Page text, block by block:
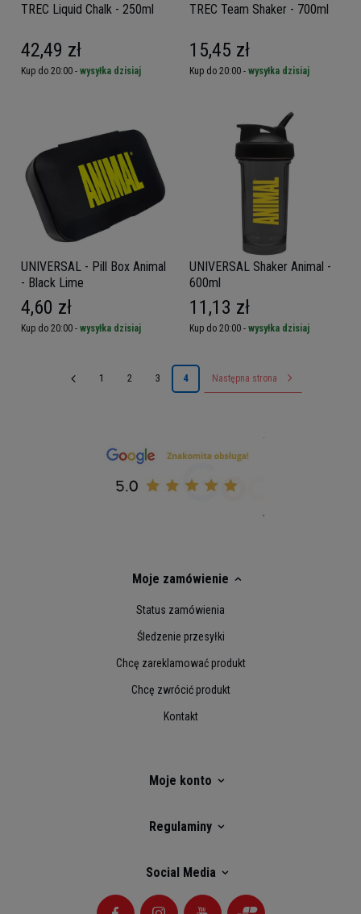
TREC Liquid Chalk - 250ml
42,49 zł
Kup do 20:00 - wysyłka dzisiaj
TREC Team Shaker - 700ml
15,45 zł
Kup do 20:00 - wysyłka dzisiaj
UNIVERSAL - Pill Box Animal
- Black Lime
4,60 zł
Kup do 20:00 - wysyłka dzisiaj
UNIVERSAL Shaker Animal -
600ml
11,13 zł
Kup do 20:00 - wysyłka dzisiaj
1 2 3 4 Następna strona
Moje zamówienie
Status zamówienia
Śledzenie przesyłki
Chcę zareklamować produkt
Chcę zwrócić produkt
Kontakt
Moje konto
Regulaminy
Social Media